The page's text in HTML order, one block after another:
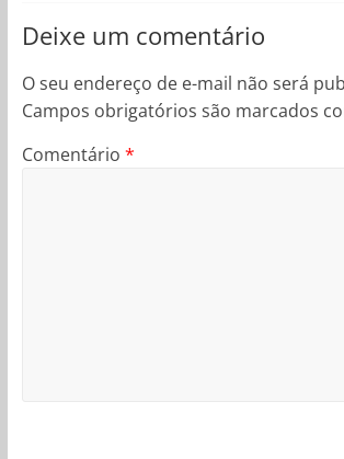
Deixe um comentário
O seu endereço de e-mail não será
Campos obrigatórios são marcados
Comentário *